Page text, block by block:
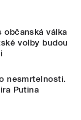
občanská válka
volby budou
nesmrtelnosti.
Putina